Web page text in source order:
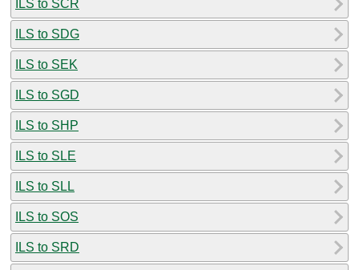
ILS to SCR
ILS to SDG
ILS to SEK
ILS to SGD
ILS to SHP
ILS to SLE
ILS to SLL
ILS to SOS
ILS to SRD